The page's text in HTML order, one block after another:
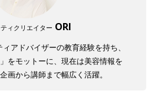
ィクリエイター ORI
アドバイザーの教育経験を持ち、
をモットーに、現在は美容情報を
画から講師まで幅広く活躍。